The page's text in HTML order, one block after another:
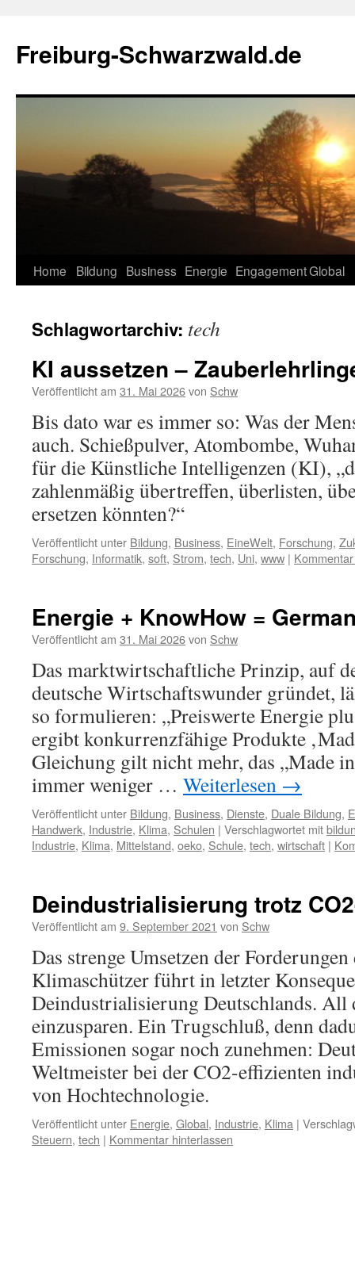
springen
Freiburg-Schwarzwald.de
Home Bildung Business Energie EngagementGlobal
Schlagwortarchiv: tech
KI aussetzen –
Veröffentlicht am 31. Mai 2026von Schw
Bis dato war es immer so: Was der
auch. Schießpulver, Atombombe,
für die Künstliche Intelligenzen (KI),
zahlenmäßig übertreffen, überlisten,
ersetzen könnten?“
Veröffentlicht unter Bildung, Business, EineWelt, Forschung,
Forschung, Informatik, soft, Strom, tech, Uni, www |
Energie + KnowHow =
Veröffentlicht am 31. Mai 2026von Schw
Das marktwirtschaftliche Prinzip, auf
deutsche Wirtschaftswunder gründet,
so formulieren: „Preiswerte Energie
ergibt konkurrenzfähige Produkte
Gleichung gilt nicht mehr, das „Made
immer weniger … Weiterlesen →
Veröffentlicht unter Bildung, Business, Dienste, Duale Bildung,
Handwerk, Industrie, Klima, Schulen | Verschlagwortet mit
Industrie, Klima, Mittelstand, oeko, Schule, tech, wirtschaft |
Deindustrialisierung trotz
Veröffentlicht am 9. September 2021 von Schw
Das strenge Umsetzen der
Klimaschützer führt in letzter
Deindustrialisierung Deutschlands. All
einzusparen. Ein Trugschluß, denn
Emissionen sogar noch zunehmen:
Weltmeister bei der CO2-effizienten
von Hochtechnologie.
Veröffentlicht unter Energie, Global, Industrie, Klima |
Steuern, tech | Kommentar hinterlassen